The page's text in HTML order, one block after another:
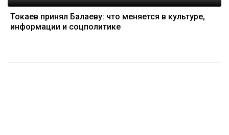
Токаев принял Балаеву: что меняется в культуре,
информации и соцполитике